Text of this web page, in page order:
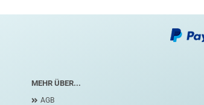
MEHR ÜBER...
AGB